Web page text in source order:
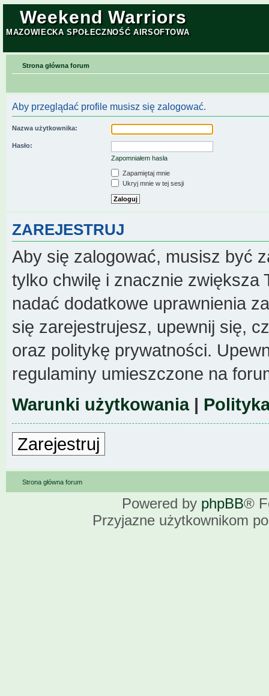
Weekend Warriors
MAZOWIECKA SPOŁECZNOŚĆ AIRSOFTOWA
Strona główna forum
Aby przeglądać profile musisz się zalogować.
Nazwa użytkownika:
Hasło:
Zapomniałem hasła
Zapamiętaj mnie
Ukryj mnie w tej sesji
ZAREJESTRUJ
Aby się zalogować, musisz być
tylko chwilę i znacznie zwiększa
nadać dodatkowe uprawnienia
się zarejestrujesz, upewnij się,
oraz politykę prywatności.
regulaminy umieszczone na
Warunki użytkowania|
Zarejestruj
Strona główna forum
Powered by phpBB®
Przyjazne użytkownikom